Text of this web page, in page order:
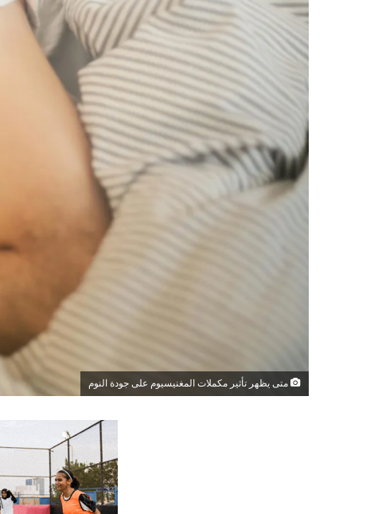
متى يظهر تأثير مكملات المغنيسيوم على جودة النوم